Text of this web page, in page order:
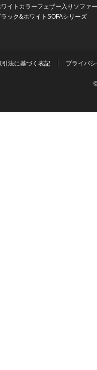
イトカラーフェザー入りソファ
ラック&ホワイトSOFAシリーズ
引法に基づく表記 プライバ